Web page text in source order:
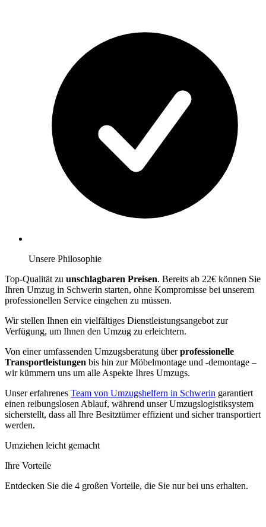
Unsere Philosophie
Top-Qualität zu unschlagbaren Preisen. Bereits ab 22€ können Sie
Ihren Umzug in Schwerin starten, ohne Kompromisse bei unserem
professionellen Service eingehen zu müssen.
Wir stellen Ihnen ein vielfältiges Dienstleistungsangebot zur
Verfügung, um Ihnen den Umzug zu erleichtern.
Von einer umfassenden Umzugsberatung überprofessionelle
Transportleistungen bis hin zur Möbelmontage und -demontage –
wir kümmern uns um alle Aspekte Ihres Umzugs.
Unser erfahrenes Team von Umzugshelfern in Schwerin garantiert
einen reibungslosen Ablauf, während unser Umzugslogistiksystem
sicherstellt, dass all Ihre Besitztümer effizient und sicher transportiert
werden.
Umziehen leicht gemacht
Ihre Vorteile
Entdecken Sie die 4 großen Vorteile, die Sie nur bei uns erhalten.